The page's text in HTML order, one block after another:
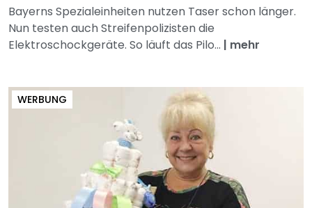
Bayerns Spezialeinheiten nutzen Taser schon länger.
Nun testen auch Streifenpolizisten die
Elektroschockgeräte. So läuft das Pilo... | mehr
WERBUNG